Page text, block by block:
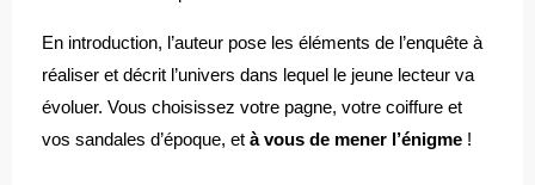
En introduction, l’auteur pose les éléments de l’enquête à
réaliser et décrit l’univers dans lequel le jeune lecteur va
évoluer. Vous choisissez votre pagne, votre coiffure et
vos sandales d’époque, et à vous de mener l’énigme !